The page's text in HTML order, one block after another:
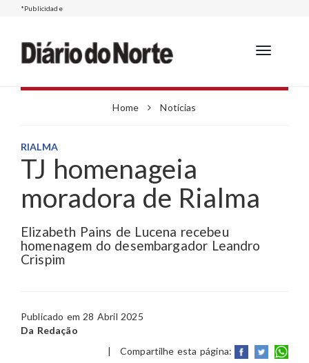
*Publicidade
Toggle
Home Notícias
RIALMA
TJ homenageia
moradora de Rialma
Elizabeth Pains de Lucena recebeu
homenagem do desembargador Leandro
Crispim
Publicado em 28 Abril 2025
Da Redação
|Compartilhe esta página: